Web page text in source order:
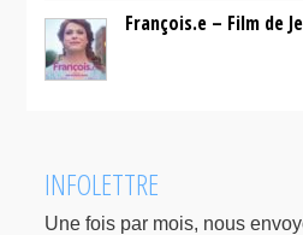
François.e – Film de
INFOLETTRE
Une fois par mois, nous